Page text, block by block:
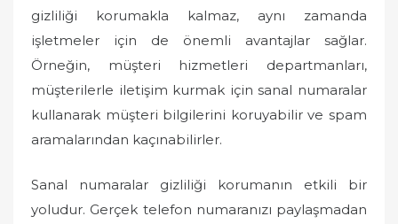
gizliliği korumakla kalmaz, aynı zamanda
işletmeler için de önemli avantajlar sağlar.
Örneğin, müşteri hizmetleri departmanları,
müşterilerle iletişim kurmak için sanal numaralar
kullanarak müşteri bilgilerini koruyabilir ve spam
aramalarından kaçınabilirler.
Sanal numaralar gizliliği korumanın etkili bir
yoludur. Gerçek telefon numaranızı paylaşmadan